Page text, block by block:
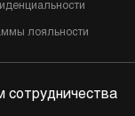
лояльности
сотрудничества